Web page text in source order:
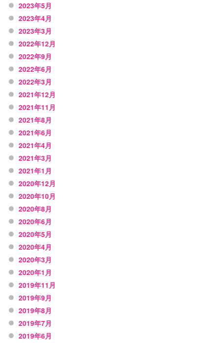
2023年5月
2023年4月
2023年3月
2022年12月
2022年9月
2022年6月
2022年3月
2021年12月
2021年11月
2021年8月
2021年6月
2021年4月
2021年3月
2021年1月
2020年12月
2020年10月
2020年8月
2020年6月
2020年5月
2020年4月
2020年3月
2020年1月
2019年11月
2019年9月
2019年8月
2019年7月
2019年6月